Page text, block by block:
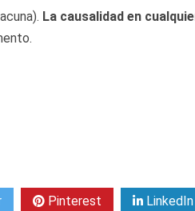
La causalidad en
Pinterest LinkedIn